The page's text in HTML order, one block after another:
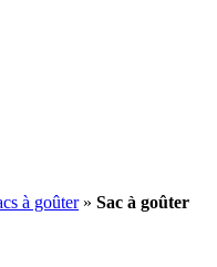
à goûter» Sac à goûter